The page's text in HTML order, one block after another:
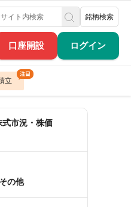
口座開設 ログイン
銘柄検索
立
市況・株価
の他